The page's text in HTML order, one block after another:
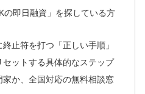
の即日融資」を探している方
止符を打つ「正しい手順」
ットする具体的なステップ
か、全国対応の無料相談窓